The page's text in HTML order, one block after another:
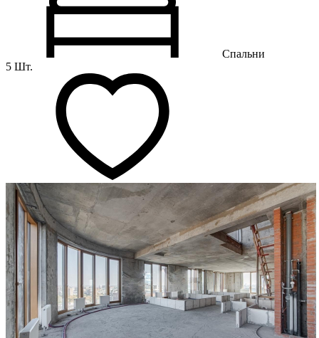
Спальни
5 Шт.